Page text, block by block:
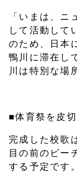
「いまは、ニ
して活動して
のため、日本
鴨川に滞在し
川は特別な場
■体育祭を皮
完成した校歌
目の前のビー
する予定です